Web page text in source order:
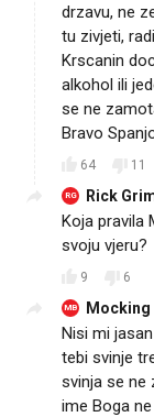
drzavu, ne
tu zivjeti,
Krscanin
alkohol ili
se ne
Bravo
64 11
RG Rick
Koja pravila
svoju vjeru?
9 6
MB Mocking
Nisi mi
tebi svinje
svinja se ne
ime Boga